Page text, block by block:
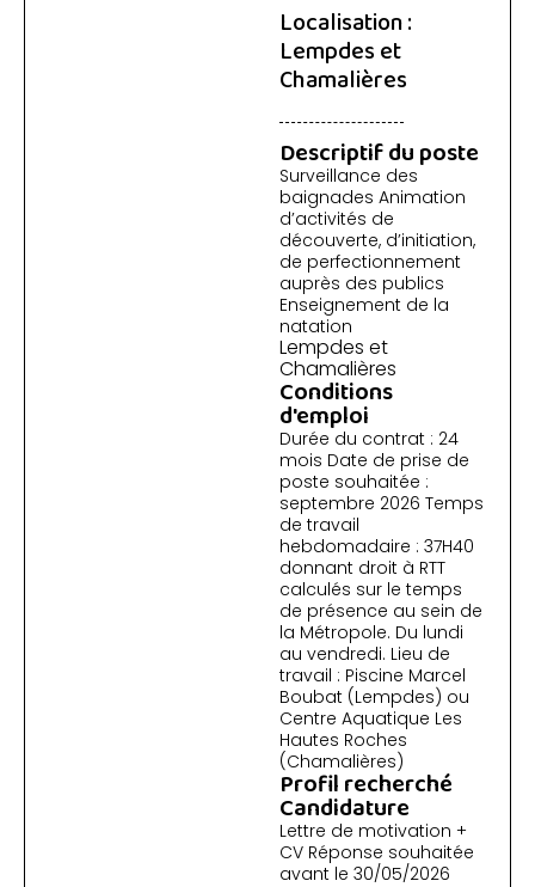
Localisation :
Lempdes et
Chamalières
Descriptif du poste
Surveillance des
baignades Animation
d’activités de
découverte, d’initiation,
de perfectionnement
auprès des publics
Enseignement de la
natation
Lempdes et
Chamalières
Conditions
d'emploi
Durée du contrat : 24
mois Date de prise de
poste souhaitée :
septembre 2026 Temps
de travail
hebdomadaire : 37H40
donnant droit à RTT
calculés sur le temps
de présence au sein de
la Métropole. Du lundi
au vendredi. Lieu de
travail : Piscine Marcel
Boubat (Lempdes) ou
Centre Aquatique Les
Hautes Roches
(Chamalières)
Profil recherché
Candidature
Lettre de motivation +
CV Réponse souhaitée
avant le 30/05/2026